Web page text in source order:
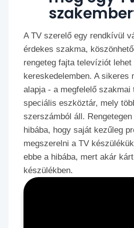
A TV szerelő egy rendkívül
érdekes szakma,
rengeteg fajta televíziót lehet
kereskedelemben. A sikeres
alapja - a megfelelő szakmai
speciális eszköztár, mely
szerszámból áll.
hibába, hogy saját kezűleg
megszerelni a TV
ebbe a hibába, mert akár
készülékben.